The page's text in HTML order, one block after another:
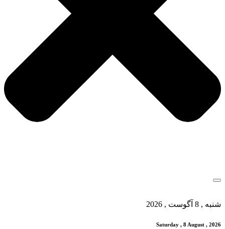
شنبه , 8 آگوست , 2026
Saturday , 8 August , 2026